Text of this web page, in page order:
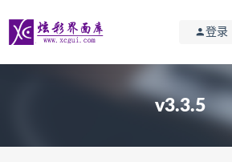
登录
v3.3.5